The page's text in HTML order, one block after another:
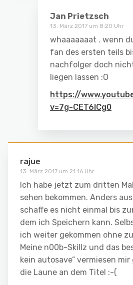
Jan Prietzsch
13. März 2017 um 8:20 Uhr
whaaaaaaat . wenn
fan des ersten teils
nachfolger doch
liegen lassen :O
https://
v=7g-CET6lCg0
rajue
13. März 2017 um 21:16 Uhr
Ich habe jetzt zum dritten Mal
sehen bekommen. Anders
schaffe es nicht einmal bis
dem ich Speichern kann.
ich weiter gekommen ohne
Meine n00b-Skillz und das
kein autosave” vermiesen
die Laune an dem Titel :-(